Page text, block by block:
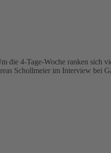
die 4-Tage-Woche ranken sich
Schollmeier im Interview bei